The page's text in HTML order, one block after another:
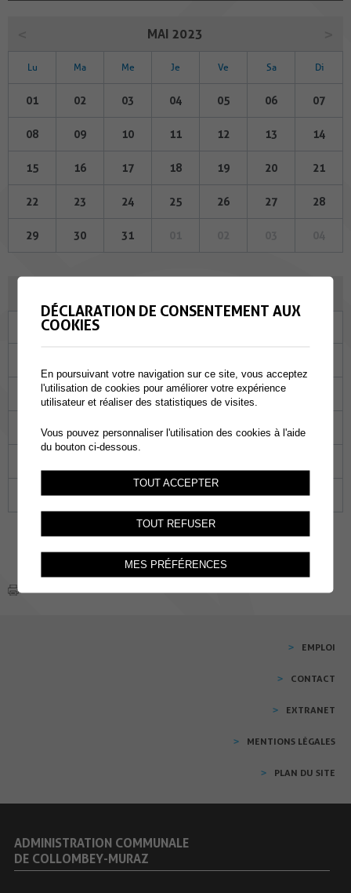
MAI 2023
Lu Ma Me Je Ve Sa Di
01 02 03 04 05 06 07
08 09 10 11 12 13 14
15 16 17 18 19 20 21
22 23 24 25 26 27 28
29 30 31
Ma
06 07 08 09 10
15 16 17
27 28 29 30 01
EMPLOI
CONTACT
EXTRANET
MENTIONS LÉGALES
PLAN DU SITE
ADMINISTRATION COMMUNALE
DE COLLOMBEY-MURAZ
DÉCLARATION DE CONSENTEMENT AUX
COOKIES
En poursuivant votre navigation sur ce site, vous acceptez
l'utilisation de cookies pour améliorer votre expérience
utilisateur et réaliser des statistiques de visites.
Vous pouvez personnaliser l'utilisation des cookies à l'aide
du bouton ci-dessous.
TOUT ACCEPTER
TOUT REFUSER
MES PRÉFÉRENCES